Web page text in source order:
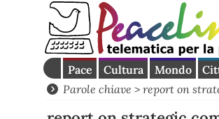
Pace Cultura Mondo
Parole chiave > report on